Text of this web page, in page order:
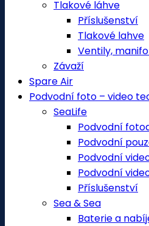
Tlakové láhve
Příslušenství
Tlakové lahve
Ventily,
Závaží
Spare Air
Podvodní foto – video
SeaLife
Podvodní
Podvodní
Podvodní
Podvodní
Příslušenství
Sea & Sea
Baterie a